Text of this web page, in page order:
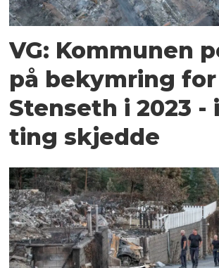
VG: Kommunen
på bekymring for
Stenseth i 2023 -
ting skjedde